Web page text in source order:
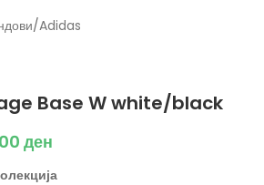
/Adidas
Base W white/black
ден